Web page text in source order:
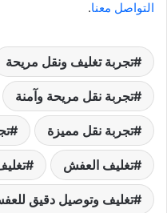
التواصل معنا.
تجربة تغليف ونقل مريحة
تجربة نقل مريحة وآمنة
تجربة نقل مميزة
تغليف العفش
تغليف وتوصيل دقيق